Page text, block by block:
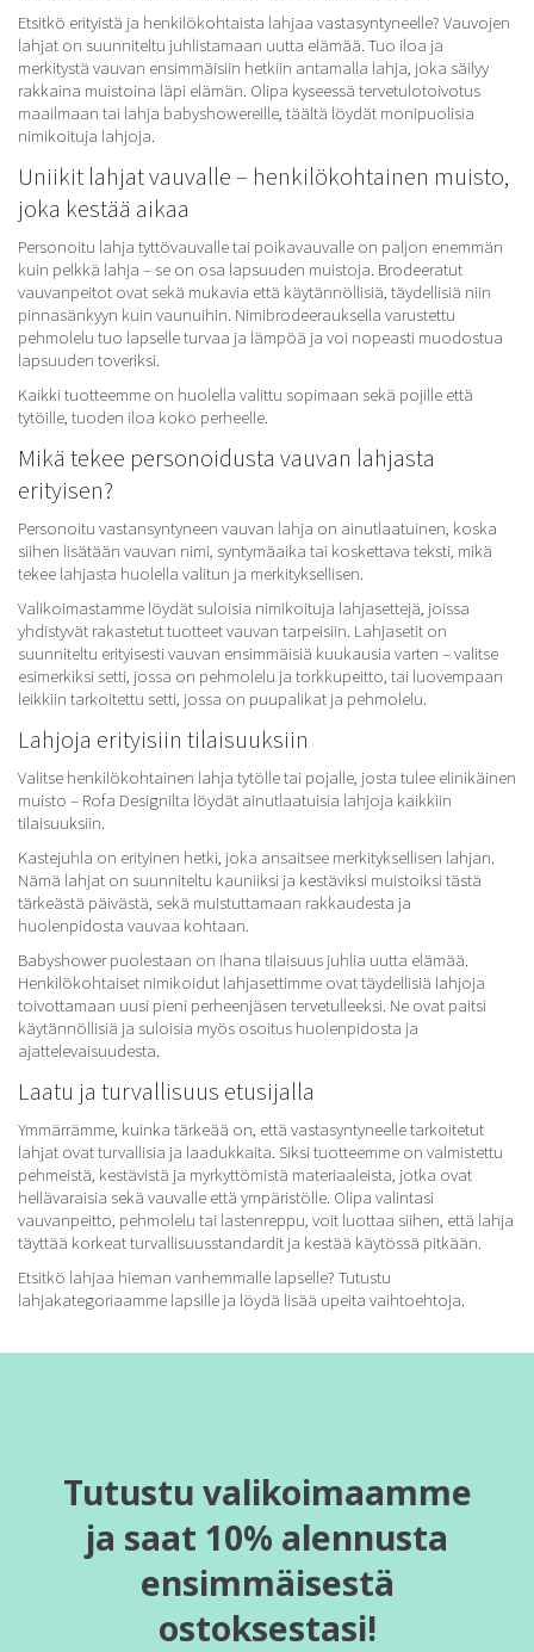
Etsitkö erityistä ja henkilökohtaista lahjaa vastasyntyneelle? Vauvojen
lahjat on suunniteltu juhlistamaan uutta elämää. Tuo iloa ja
merkitystä vauvan ensimmäisiin hetkiin antamalla lahja, joka säilyy
rakkaina muistoina läpi elämän. Olipa kyseessä tervetulotoivotus
maailmaan tai lahja babyshowereille, täältä löydät monipuolisia
nimikoituja lahjoja.
Uniikit lahjat vauvalle – henkilökohtainen muisto,
joka kestää aikaa
Personoitu lahja tyttövauvalle tai poikavauvalle on paljon enemmän
kuin pelkkä lahja – se on osa lapsuuden muistoja. Brodeeratut
vauvanpeitot ovat sekä mukavia että käytännöllisiä, täydellisiä niin
pinnasänkyyn kuin vaunuihin. Nimibrodeerauksella varustettu
pehmolelu tuo lapselle turvaa ja lämpöä ja voi nopeasti muodostua
lapsuuden toveriksi.
Kaikki tuotteemme on huolella valittu sopimaan sekä pojille että
tytöille, tuoden iloa koko perheelle.
Mikä tekee personoidusta vauvan lahjasta
erityisen?
Personoitu vastansyntyneen vauvan lahja on ainutlaatuinen, koska
siihen lisätään vauvan nimi, syntymäaika tai koskettava teksti, mikä
tekee lahjasta huolella valitun ja merkityksellisen.
Valikoimastamme löydät suloisia nimikoituja lahjasettejä, joissa
yhdistyvät rakastetut tuotteet vauvan tarpeisiin. Lahjasetit on
suunniteltu erityisesti vauvan ensimmäisiä kuukausia varten – valitse
esimerkiksi setti, jossa on pehmolelu ja torkkupeitto , tai luovempaan
leikkiin tarkoitettu setti, jossa on puupalikat ja pehmolelu.
Lahjoja erityisiin tilaisuuksiin
Valitse henkilökohtainen lahja tytölle tai pojalle, josta tulee elinikäinen
muisto – Rofa Designilta löydät ainutlaatuisia lahjoja kaikkiin
tilaisuuksiin.
Kastejuhla on erityinen hetki, joka ansaitsee merkityksellisen lahjan.
Nämä lahjat on suunniteltu kauniiksi ja kestäviksi muistoiksi tästä
tärkeästä päivästä, sekä muistuttamaan rakkaudesta ja
huolenpidosta vauvaa kohtaan.
Babyshower puolestaan on ihana tilaisuus juhlia uutta elämää.
Henkilökohtaiset nimikoidut lahjasettimme ovat täydellisiä lahjoja
toivottamaan uusi pieni perheenjäsen tervetulleeksi. Ne ovat paitsi
käytännöllisiä ja suloisia myös osoitus huolenpidosta ja
ajattelevaisuudesta.
Laatu ja turvallisuus etusijalla
Ymmärrämme, kuinka tärkeää on, että vastasyntyneelle tarkoitetut
lahjat ovat turvallisia ja laadukkaita. Siksi tuotteemme on valmistettu
pehmeistä, kestävistä ja myrkyttömistä materiaaleista, jotka ovat
hellävaraisia sekä vauvalle että ympäristölle. Olipa valintasi
vauvanpeitto, pehmolelu tai lastenreppu, voit luottaa siihen, että lahja
täyttää korkeat turvallisuusstandardit ja kestää käytössä pitkään.
Etsitkö lahjaa hieman vanhemmalle lapselle? Tutustu
lahjakategoriaamme lapsille ja löydä lisää upeita vaihtoehtoja.
Tutustu valikoimaamme
ja saat 10% alennusta
ensimmäisestä
ostoksestasi!